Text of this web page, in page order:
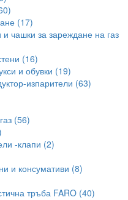
(17)
чашки за зареждане на газ
(16)
и обувки (19)
изпарители (63)
(56)
-клапи (2)
и консумативи (8)
тръба FARO (40)